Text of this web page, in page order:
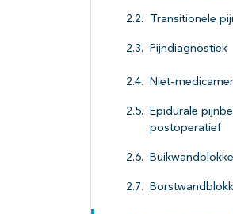
Transitionele
Pijndiagnostiek
Niet-
Epidurale
postoperatief